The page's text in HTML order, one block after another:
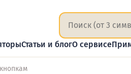
Статьи и блогО сервисе